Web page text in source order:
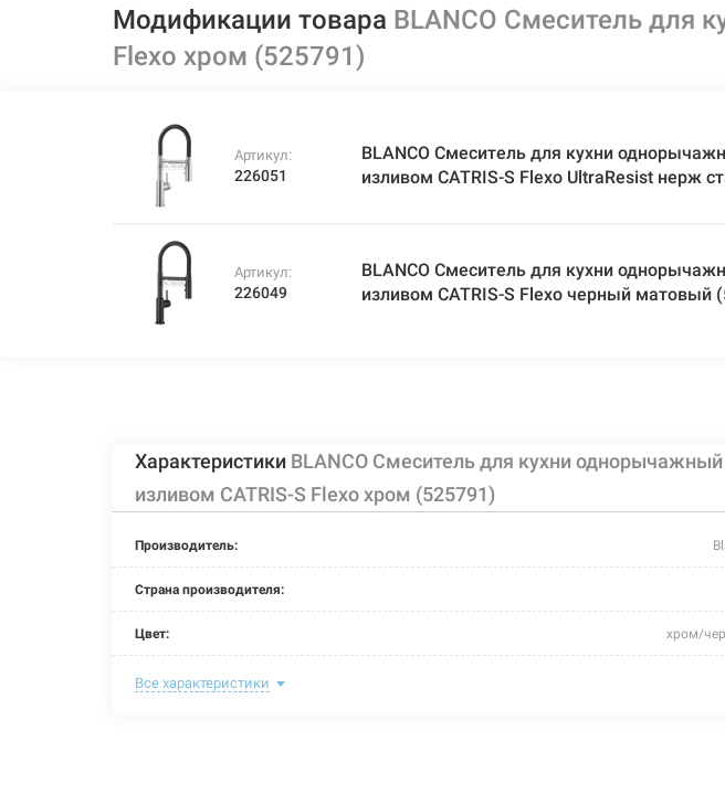
Модификации товара BLANCO Смеситель для
Flexo хром (525791)
Артикул:
226051
BLANCO Смеситель для кухни
изливом CATRIS-S Flexo UltraResist нерж
Артикул:
226049
BLANCO Смеситель для кухни
изливом CATRIS-S Flexo черный матовый
Характеристики BLANCO Смеситель для кухни
изливом CATRIS-S Flexo хром (525791)
Производитель:
Страна производителя:
Цвет: хром/
Назначение смесителя:
Все характеристики